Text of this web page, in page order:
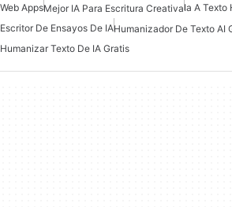
Web AppsMejor IA Para Escritura CreativaIa A Texto
Escritor De Ensayos De IAHumanizador De Texto AI
Humanizar Texto De IA Gratis